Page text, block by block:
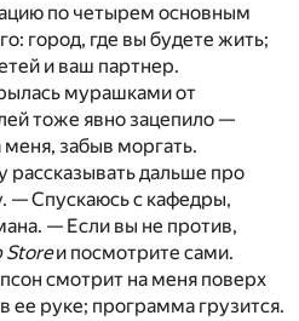
по четырем основным
город, где вы будете жить;
и ваш партнер.
мурашками от
тоже явно зацепило —
забыв моргать.
рассказывать дальше про
— Спускаюсь с кафедры,
— Если вы не против,
Storeи посмотрите сами.
смотрит на меня поверх
ее руке; программа грузится.